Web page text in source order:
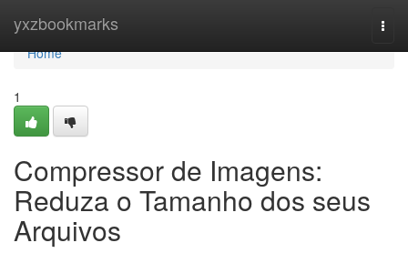
yxzbookmarks
Home
Home
1
Compressor de Imagens:
Reduza o Tamanho dos seus
Arquivos